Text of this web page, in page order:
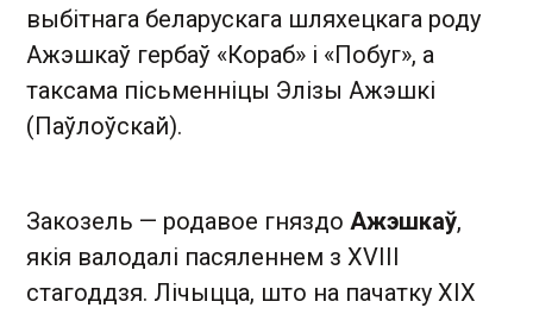
выбітнага беларускага шляхецкага роду
Ажэшкаў гербаў «Кораб» і «Побуг», а
таксама пісьменніцы Элізы Ажэшкі
(Паўлоўскай).
Закозель — родавое гняздо Ажэшкаў,
якія валодалі пасяленнем з XVIII
стагоддзя. Лічыцца, што на пачатку XIX